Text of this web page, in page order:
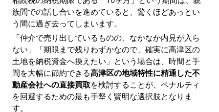
族間での話し合いを進めていると、驚くほどあっとい
う間に過ぎ去ってしまいます。
「仲介で売り出しているものの、なかなか内見が入ら
ない」「期限まで残りわずかなので、確実に高津区の
土地を納税資金へ換えたい」という場合は、時間と手
間を大幅に節約できる高津区の地域特性に精通した不
動産会社への直接買取を検討することが、ペナルティ
を回避するための最も手堅く賢明な選択肢となりま
す。